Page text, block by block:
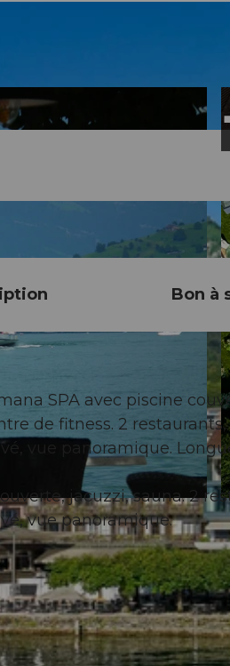
Bon à
SPA avec piscine
de fitness. 2
vue panoramique.
jacuzzi, sauna. 2
vue panoramique.